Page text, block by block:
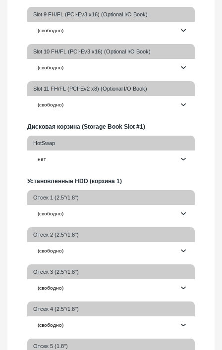
Slot 9 FH/FL (PCI-Ev3 x16) (Optional I/O Book)
Slot 10 FH/FL (PCI-Ev3 x16) (Optional I/O Book)
Slot 11 FH/FL (PCI-Ev2 x8) (Optional I/O Book)
Дисковая корзина (Storage Book Slot #1)
HotSwap
Установленные HDD (корзина 1)
Отсек 1 (2.5"/1.8")
Отсек 2 (2.5"/1.8")
Отсек 3 (2.5"/1.8")
Отсек 4 (2.5"/1.8")
Отсек 5 (1.8")